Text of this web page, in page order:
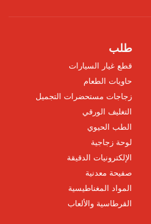
طلب
قطع غيار السيارات
حاويات الطعام
زجاجات مستحضرات التجميل
التغليف الورقي
الطب الحيوي
لوحة زجاجية
الإلكترونيات الدقيقة
صفيحة معدنية
المواد المغناطيسية
القرطاسية والألعاب